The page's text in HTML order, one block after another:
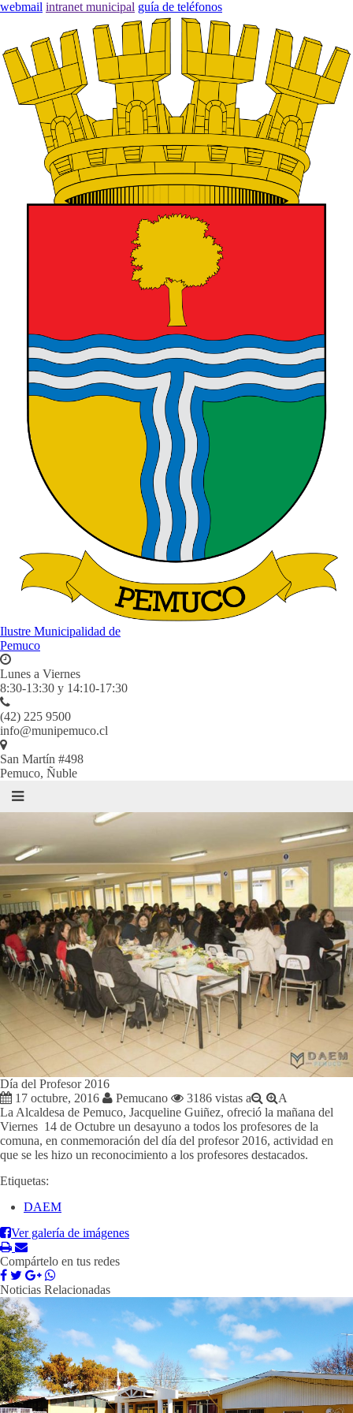
webmail intranet municipal guía de teléfonos
Ilustre Municipalidad de
Pemuco
Lunes a Viernes
8:30-13:30 y 14:10-17:30
(42) 225 9500
info@munipemuco.cl
San Martín #498
Pemuco, Ñuble
Día del Profesor 2016
17 octubre, 2016
Pemucano 3186 vistas a
A
La Alcaldesa de Pemuco, Jacqueline Guiñez, ofreció la mañana del
Viernes 14 de Octubre un desayuno a todos los profesores de la
comuna, en conmemoración del día del profesor 2016, actividad en
que se les hizo un reconocimiento a los profesores destacados.
Etiquetas:
DAEM
Ver galería de imágenes
Compártelo en tus redes
Noticias Relacionadas